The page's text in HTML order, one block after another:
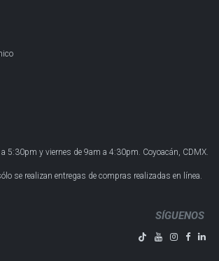
a 5:30pm y viernes de 9am a 4:30pm. Coyoacán, CDMX.
se realizan entregas de compras realizadas en línea.
SÍGUENOS